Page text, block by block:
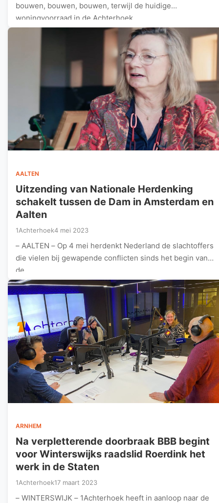
bouwen, bouwen, bouwen, terwijl de huidige
woningvoorraad in de Achterhoek…
AALTEN
Uitzending van Nationale Herdenking
schakelt tussen de Dam in Amsterdam en
Aalten
1Achterhoek4 mei 2023
– AALTEN – Op 4 mei herdenkt Nederland de slachtoffers
die vielen bij gewapende conflicten sinds het begin van
de…
ARNHEM
Na verpletterende doorbraak BBB begint
voor Winterswijks raadslid Roerdink het
werk in de Staten
1Achterhoek17 maart 2023
– WINTERSWIJK – 1Achterhoek heeft in aanloop naar de